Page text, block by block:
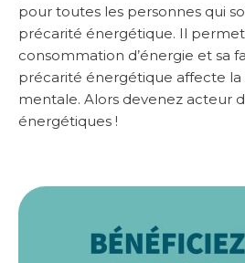
pour toutes les personnes qui
précarité énergétique. Il
consommation d’énergie et sa
précarité énergétique affecte la
mentale. Alors devenez acteur
énergétiques !